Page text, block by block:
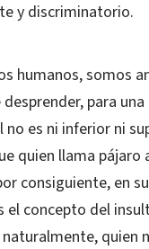
y discriminatorio.
humanos, somos
para
es ni inferior ni
quien llama pájaro
consiguiente, en
el concepto del
quien